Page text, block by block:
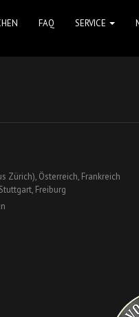
FAQ SERVICE
Zürich), Österreich, Frankreich
Freiburg